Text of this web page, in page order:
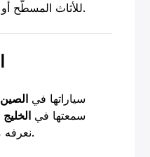
للأثاث المسطّح أو عربة أطفال مع أمتعة سفر.
تبيع BYD سياراتها في الصين
سمعتها في الخليج
نعرفه من أوروبا إيجابي في الغالب.